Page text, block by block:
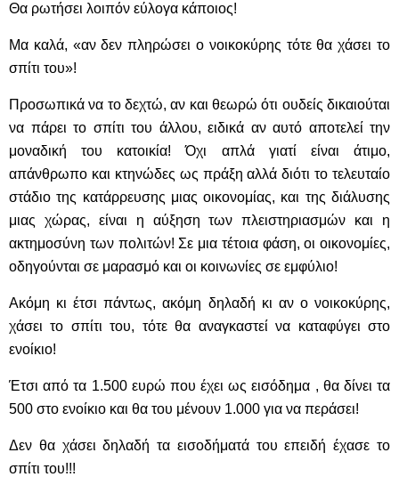
Θα ρωτήσει λοιπόν εύλογα κάποιος!
Μα καλά, «αν δεν πληρώσει ο νοικοκύρης τότε θα χάσει το
σπίτι του»!
Προσωπικά να το δεχτώ, αν και θεωρώ ότι ουδείς δικαιούται
να πάρει το σπίτι του άλλου, ειδικά αν αυτό αποτελεί την
μοναδική του κατοικία! Όχι απλά γιατί είναι άτιμο,
απάνθρωπο και κτηνώδες ως πράξη αλλά διότι το τελευταίο
στάδιο της κατάρρευσης μιας οικονομίας, και της διάλυσης
μιας χώρας, είναι η αύξηση των πλειστηριασμών και η
ακτημοσύνη των πολιτών! Σε μια τέτοια φάση, οι οικονομίες,
οδηγούνται σε μαρασμό και οι κοινωνίες σε εμφύλιο!
Ακόμη κι έτσι πάντως, ακόμη δηλαδή κι αν ο νοικοκύρης,
χάσει το σπίτι του, τότε θα αναγκαστεί να καταφύγει στο
ενοίκιο!
Έτσι από τα 1.500 ευρώ που έχει ως εισόδημα , θα δίνει τα
500 στο ενοίκιο και θα του μένουν 1.000 για να περάσει!
Δεν θα χάσει δηλαδή τα εισοδήματά του επειδή έχασε το
σπίτι του!!!